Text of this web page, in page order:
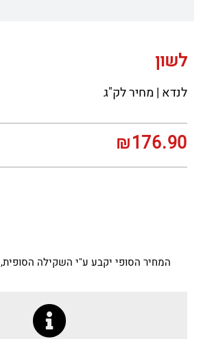
לשון
לנדא | מחיר לק"ג
₪176.90
המחיר הסופי יקבע ע"י השקילה הסופית,